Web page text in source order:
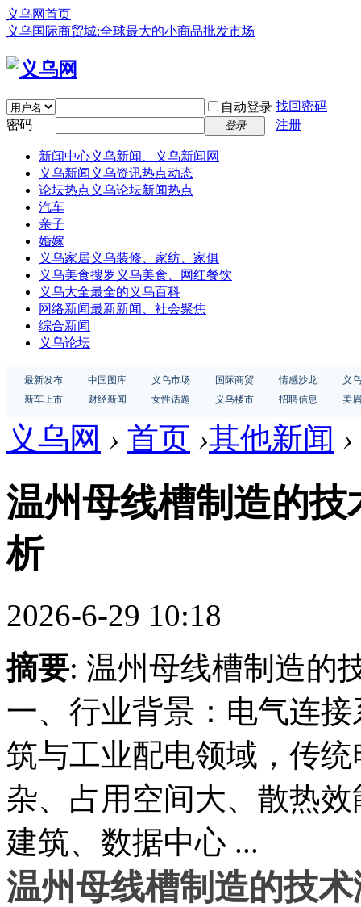
义乌网首页
义乌国际商贸城:全球最大的小商品批发市场
自动登录 找回密码
密码
登录 注册
新闻中心义乌新闻、义乌新闻网
义乌新闻 义乌资讯热点动态
论坛热点 义乌论坛新闻热点
汽车
亲子
婚嫁
义乌家居义乌装修、家纺、家俱
义乌美食搜罗义乌美食、网红餐饮
义乌大全最全的义乌百科
网络新闻最新新闻、社会聚焦
综合新闻
义乌论坛
最新发布 中国图库 义乌市场 国际商贸 情感沙龙
义
新车上市
财经新闻 女性话题 义乌楼市 招聘信息 美
义乌网 › 首页 ›其他新闻 ›
温州母线槽制造的
析
2026-6-29 10:18
摘要: 温州母线槽制造的
一、行业背景：电气连
筑与工业配电领域，传
杂、占用空间大、散热
建筑、数据中心 ...
温州母线槽制造的技